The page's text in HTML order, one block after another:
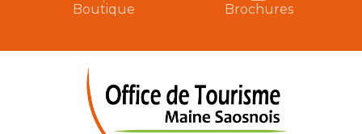
Boutique Brochures